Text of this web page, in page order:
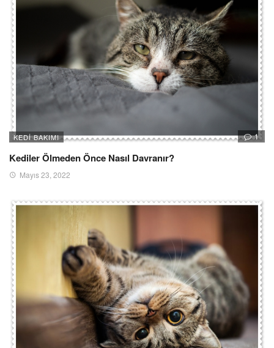
KEDI BAKIMI 1
Kediler Ölmeden Önce Nasıl Davranır?
Mayıs 23, 2022